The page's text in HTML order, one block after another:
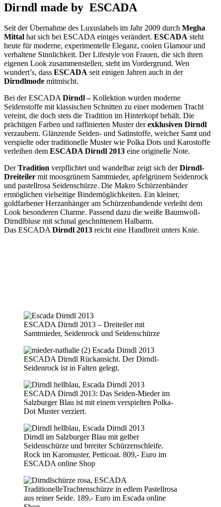
Dirndl made by ESCADA
Seit der Übernahme des Luxuslabels im Jahr 2009 durch Megha
Mittal hat sich bei ESCADA einiges verändert. ESCADA steht
heute für moderne, experimentelle Eleganz, coolen Glamour und
verhaltene Sinnlichkeit. Der Lifestyle von Frauen, die sich ihren
eigenen Look zusammenstellen, steht im Vordergrund. Wen
wundert’s, dass ESCADA seit einigen Jahren auch in der
Dirndlmode mitmischt.
Bei der ESCADADirndl –Kollektion wurden moderne
Seidenstoffe mit klassischen Schnitten zu einer modernen Tracht
vereint, die doch stets die Tradition im Hinterkopf behält. Die
prächtigen Farben und raffinierten Muster derexklusiven Dirndl
verzaubern. Glänzende Seiden- und Satinstoffe, weicher Samt und
verspielte oder traditionelle Muster wie Polka Dots und Karostoffe
verleihen dem ESCADA Dirndl 2013 eine originelle Note.
DerTradition verpflichtet und wandelbar zeigt sich derDirndl-
Dreiteiler mit moosgrünem Samtmieder, apfelgrünem Seidenrock
und pastellrosa Seidenschürze. Die Makro Schürzenbänder
ermöglichen vielseitige Bindemöglichkeiten. Ein kleiner,
goldfarbener Herzanhänger am Schürzenbandende verleiht dem
Look besonderen Charme. Passend dazu die weiße Baumwoll-
Dirndlbluse mit schmal geschnittenem Halbarm.
Das ESCADADirndl 2013 reicht eine Handbreit unters Knie.
ESCADA Dirndl 2013 – Dreiteiler mit
Samtmieder, Seidenrock und Seidenschürze
ESCADA Dirndl Rückansicht. Der Dirndl-
Seidenrock ist in Falten gelegt.
ESCADA Dirndl 2013: Das Seiden-Mieder im
Salzburger Blau ist mit einem verspielten Polka-
Dot Muster verziert.
Dirndl im Salzburger Blau mit gelber
Seidenschürze und brreiter Schürzenschleife.
Rock im Karomuster, Petticoat. 809,- Euro im
ESCADA online Shop
TraditionelleTrachtenschürze in edlem Pastellrosa
aus reiner Seide. 189,- Euro im Escada online